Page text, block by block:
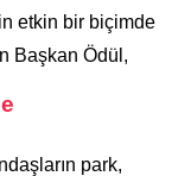
etkin bir biçimde
Başkan Ödül,
park,